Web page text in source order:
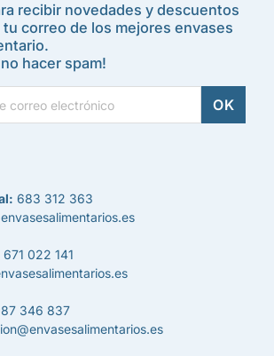
recibir novedades y descuentos
correo de los mejores envases
hacer spam!
683 312 363
671 022 141
346 837